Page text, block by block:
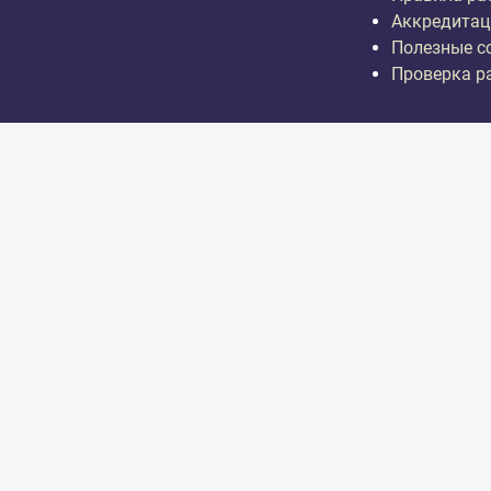
Полезные
Проверка